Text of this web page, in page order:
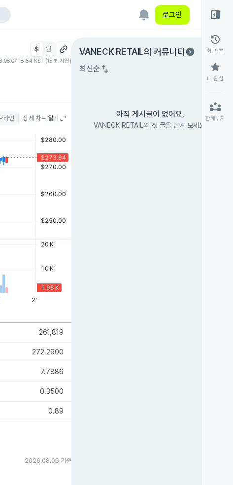
로그인
$ 원
18:54 KST (15분 지연)
라인 상세 차트 열기
VANECK RETAIL의 커뮤니티 expand_circle_right
최신순 swap_vert
아직 게시글이 없어요.
VANECK RETAIL의 첫 글을 남겨 보세요.
right_panel_open
history
최근 본
star
내 관심
partner_exchange
함께투자